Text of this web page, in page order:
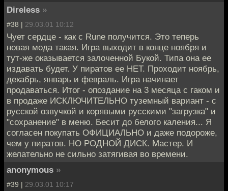
Direless »
#38 | 29.03.01 10:12
Чует сердце - как с Rune получится. Это теперь
новая мода такая. Игра выходит в конце ноября и
тут-же оказывается залоченной Букой. Типа она ее
издавать будет. У пиратов ее НЕТ. Проходит ноябрь,
декабрь, январь и февраль. Игра начинает
продаваться. Итог - опоздание на 3 месяца с гаком и
в продаже ИСКЛЮЧИТЕЛЬНО туземный вариант - с
русской озвучкой и корявыми русскими "загрузка" и
"сохранение" в меню. Бесит до белого каления... Я
согласен покупать ОФИЦИАЛЬНО и даже подороже,
чем у пиратов. НО РОДНОЙ ДИСК. Мастер. И
желательно не сильно затягивая во времени.
anonymous »
#39 | 29.03.01 10:17